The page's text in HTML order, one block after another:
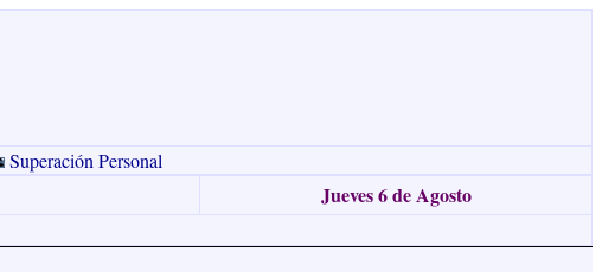
Superación Personal
Jueves 6 de Agosto